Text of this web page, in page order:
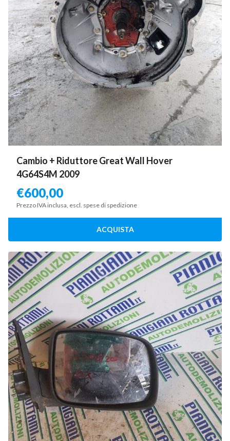
Cambio + Riduttore Great Wall Hover
4G64S4M 2009
€600,00
Prezzo IVA inclusa, escl. spese di spedizione
ACQUISTA